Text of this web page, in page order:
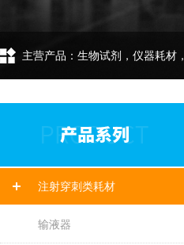
主营产品：生物试剂，仪器耗材
注射穿刺类耗材
输液器